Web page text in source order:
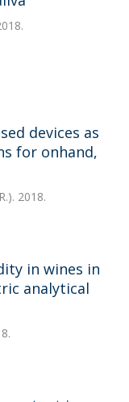
devices as
for onhand,
2018.
in wines in
analytical